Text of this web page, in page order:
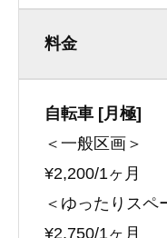
料金
自転車 [月極]
＜一般区画＞
¥2,200/1ヶ月
＜ゆったりスペ
¥2,750/1ヶ月